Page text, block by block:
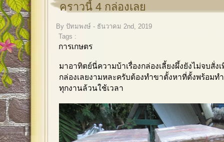
คราวนี้ 4 กล่องเลย
By ปัทมพงษ์ - ธันวาคม 2nd, 2019
Tags :
การเกษตร
มาอาทิตย์นี่ความบ้าเรื่องกล่องเลี้ยงผึ้งยังไม่จบสั่ง
กล่องเลยงามหละครับต้องทำขาตั้งหาที่ตั้งพร้อมท
ทุกงานล้วนใช้เวลา